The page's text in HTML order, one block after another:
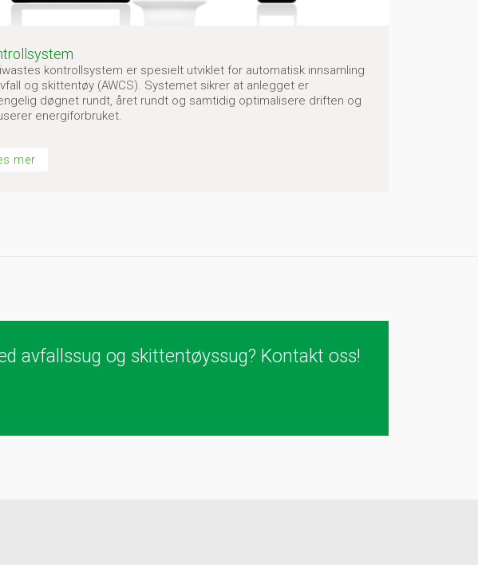
kontrollsystem er spesielt utviklet for automatisk innsamling
og skittentøy (AWCS). Systemet sikrer at anlegget er
døgnet rundt, året rundt og samtidig optimalisere driften og
energiforbruket.
mer
avfallssug og skittentøyssug? Kontakt oss!